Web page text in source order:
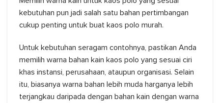
kebutuhan pun jadi salah satu bahan pertimbangan
cukup penting untuk buat kaos polo murah.
Untuk kebutuhan seragam contohnya, pastikan Anda
memilih warna bahan kain kaos polo yang sesuai ciri
khas instansi, perusahaan, ataupun organisasi. Selain
itu, biasanya warna bahan lebih muda harganya lebih
terjangkau daripada dengan bahan kain dengan warna